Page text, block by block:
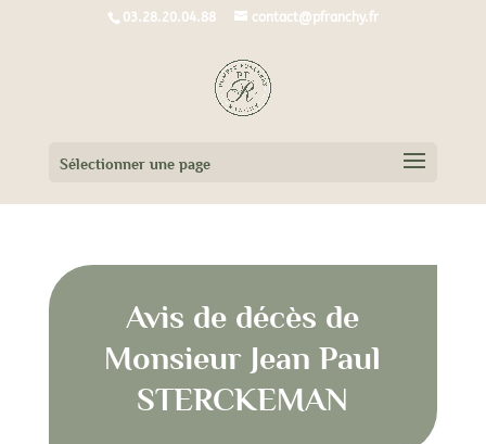
03.28.20.04.88 contact@pfranchy.fr
Sélectionner une page
Avis de décès de
Monsieur Jean Paul
STERCKEMAN